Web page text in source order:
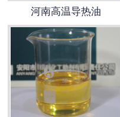
河南高温导热油